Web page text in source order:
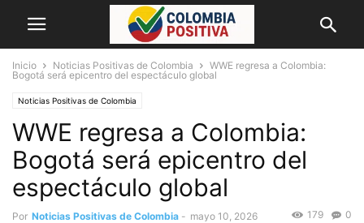
Inicio Noticias Positivas de Colombia
WWE regresa a Colombia:
Bogotá será epicentro del espectáculo global
Noticias Positivas de Colombia
WWE regresa a Colombia:
Bogotá será epicentro del
espectáculo global
Por Noticias Positivas de Colombia - mayo 10, 2026 0
179